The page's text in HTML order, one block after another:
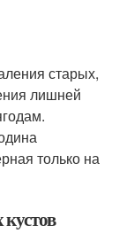
старых,
лишней
только на